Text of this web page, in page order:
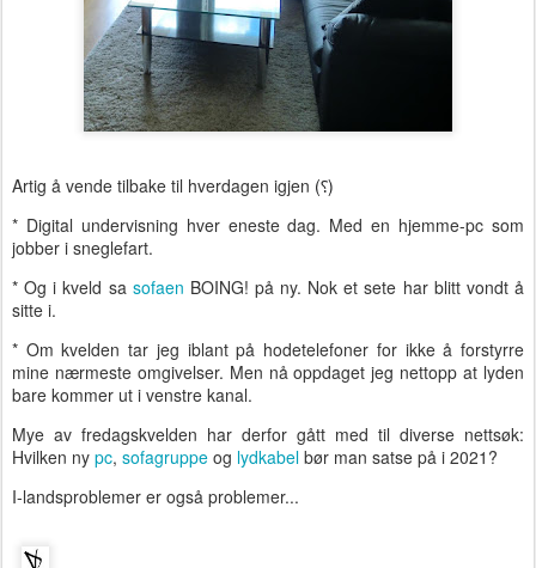
Artig å vende tilbake til hverdagen igjen (⸮)
* Digital undervisning hver eneste dag. Med en hjemme-pc som
jobber i sneglefart.
* Og i kveld sa sofaen BOING! på ny. Nok et sete har blitt vondt å
sitte i.
* Om kvelden tar jeg iblant på hodetelefoner for ikke å forstyrre
mine nærmeste omgivelser. Men nå oppdaget jeg nettopp at lyden
bare kommer ut i venstre kanal.
Mye av fredagskvelden har derfor gått med til diverse nettsøk:
Hvilken ny pc, sofagruppe og lydkabel bør man satse på i 2021?
I-landsproblemer er også problemer...